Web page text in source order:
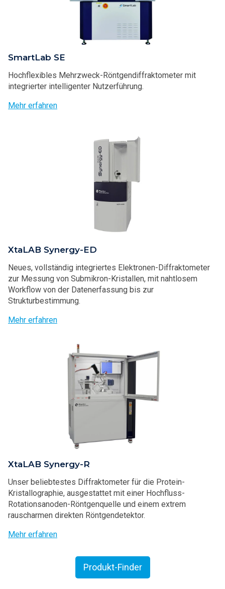
SmartLab SE
Hochflexibles Mehrzweck-Röntgendiffraktometer mit
integrierter intelligenter Nutzerführung.
Mehr erfahren
XtaLAB Synergy-ED
Neues, vollständig integriertes Elektronen-Diffraktometer
zur Messung von Submikron-Kristallen, mit nahtlosem
Workflow von der Datenerfassung bis zur
Strukturbestimmung.
Mehr erfahren
XtaLAB Synergy-R
Unser beliebtestes Diffraktometer für die Protein-
Kristallographie, ausgestattet mit einer Hochfluss-
Rotationsanoden-Röntgenquelle und einem extrem
rauscharmen direkten Röntgendetektor.
Mehr erfahren
Produkt-Finder